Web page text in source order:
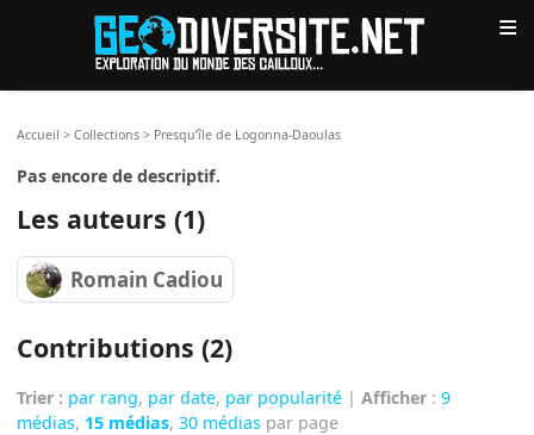
≡
Accueil >Collections > Presqu’île de Logonna-Daoulas
Pas encore de descriptif.
Les auteurs (1)
Romain Cadiou
Contributions (2)
Trier : par rang, par date, par popularité |Afficher :9
médias, 15 médias,30 médias par page